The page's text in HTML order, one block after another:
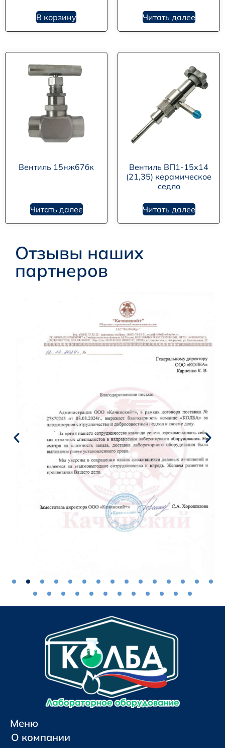
В корзину Читать далее
Вентиль 15нж67бк
Читать далее
Вентиль ВП1-15х14
(21,35) керамическое
седло
Читать далее
Отзывы наших
партнеров
Меню
О компании